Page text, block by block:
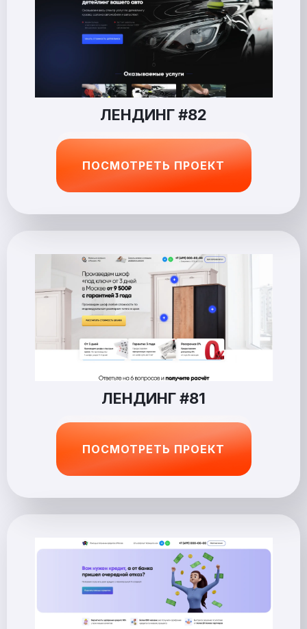
ЛЕНДИНГ #82
ПОСМОТРЕТЬ ПРОЕКТ
ЛЕНДИНГ #81
ПОСМОТРЕТЬ ПРОЕКТ